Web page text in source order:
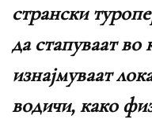
странски
да стапуваат во
изнајмуваат
водичи, како